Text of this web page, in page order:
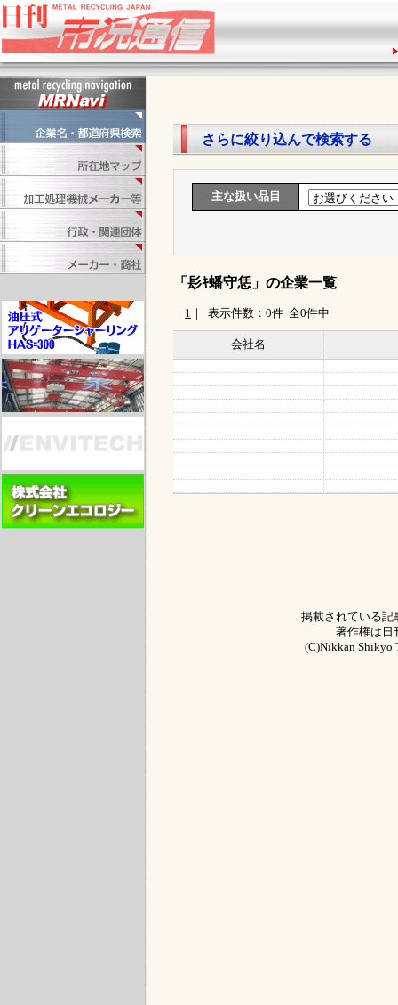
1
さらに絞り込んで検索する
主な扱い品目
「髟ｷ蟠守恁」の企業一覧
1 ｜ 表示件数：0件 全0件中
会社名
掲載されている記
著作権は日
(C)Nikkan Shikyo